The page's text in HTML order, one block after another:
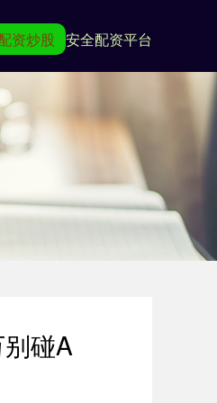
资炒股 安全配资平台
碰A